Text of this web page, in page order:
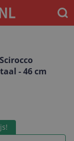
- 46 cm